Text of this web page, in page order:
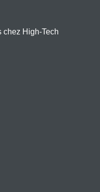
chez High-Tech